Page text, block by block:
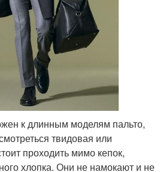
к длинным моделям пальто,
твидовая или
проходить мимо кепок,
хлопка. Они не намокают и не